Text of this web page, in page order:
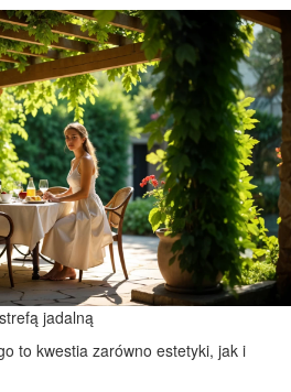
jadalną
to kwestia zarówno estetyki, jak i